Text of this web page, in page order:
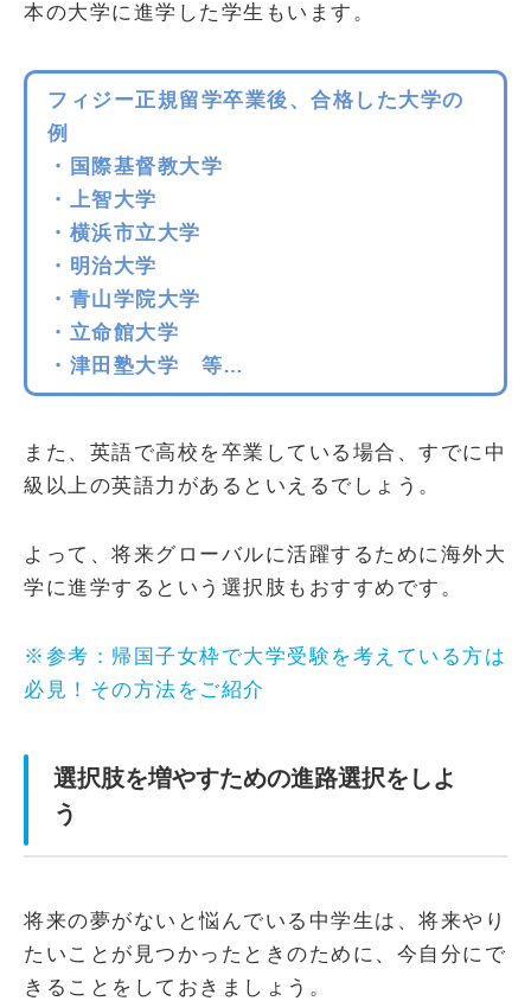
本の大学に進学した学生もいます。
フィジー正規留学卒業後、合格した大学の
例
・国際基督教大学
・上智大学
・横浜市立大学
・明治大学
・青山学院大学
・立命館大学
・津田塾大学 等…
また、英語で高校を卒業している場合、すでに中
級以上の英語力があるといえるでしょう。
よって、将来グローバルに活躍するために海外大
学に進学するという選択肢もおすすめです。
※参考：帰国子女枠で大学受験を考えている方は
必見！その方法をご紹介
選択肢を増やすための進路選択をしよ
う
将来の夢がないと悩んでいる中学生は、将来やり
たいことが見つかったときのために、今自分にで
きることをしておきましょう。